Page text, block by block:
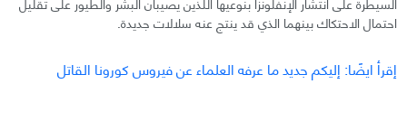
احتمال الاحتكاك بينهما الذي قد ينتج عنه سلالات جديدة.
إقرأ ايضًا: إليكم جديد ما عرفه العلماء عن فيروس كورونا القاتل